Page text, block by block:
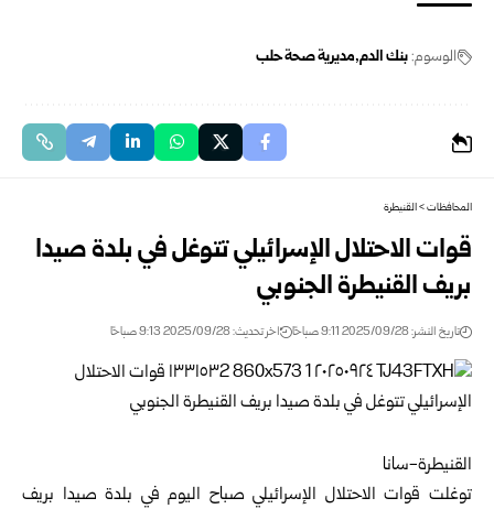
الوسوم:بنك الدم مديرية صحة حلب
المحافظات>القنيطرة
قوات الاحتلال الإسرائيلي تتوغل في بلدة صيدا
بريف القنيطرة الجنوبي
تاريخ النشر: 2025/09/28 9:11 صباحًا اخر تحديث: 2025/09/28 9:13 صباحًا
القنيطرة-سانا
توغلت قوات الاحتلال الإسرائيلي صباح اليوم في بلدة صيدا بريف